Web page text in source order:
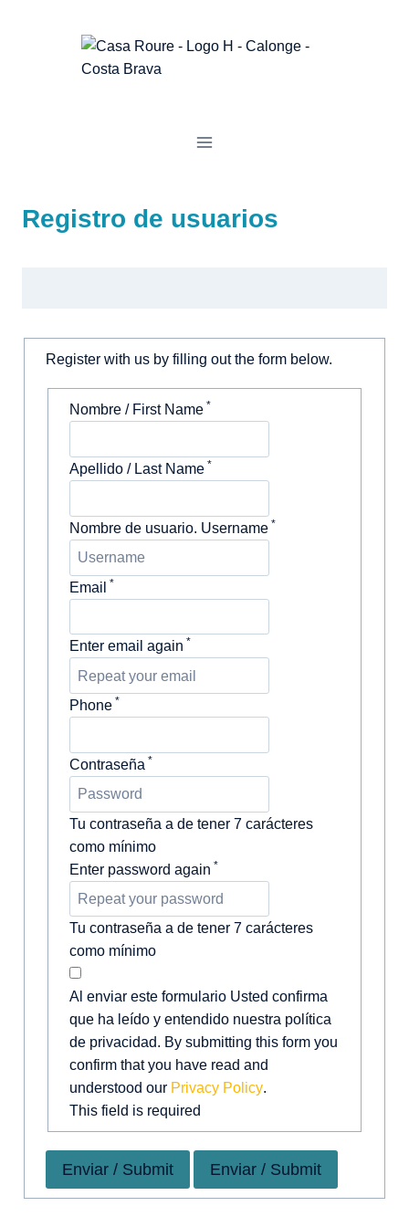
Registro de usuarios
Register with us by filling out the form below.
Nombre / First Name *
Apellido / Last Name *
Nombre de usuario. Username *
Email *
Enter email again *
Phone *
Contraseña *
Tu contraseña a de tener 7 carácteres
como mínimo
Enter password again *
Tu contraseña a de tener 7 carácteres
como mínimo
Al enviar este formulario Usted confirma
que ha leído y entendido nuestra política
de privacidad. By submitting this form you
confirm that you have read and
understood our Privacy Policy.
This field is required